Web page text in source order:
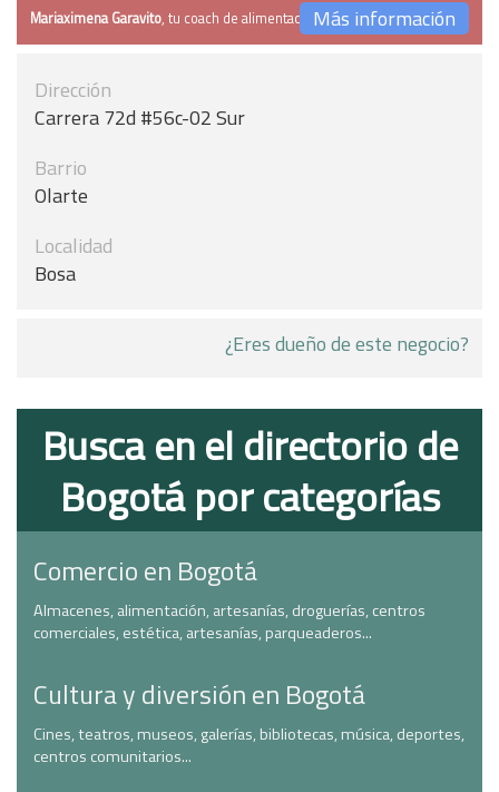
Mariaximena Garavito, tu coach de alimentaciónMás información
Dirección
Carrera 72d #56c-02 Sur
Barrio
Olarte
Localidad
Bosa
¿Eres dueño de este negocio?
Busca en el directorio de
Bogotá por categorías
Comercio en Bogotá
Almacenes, alimentación, artesanías, droguerías, centros
comerciales, estética, artesanías, parqueaderos...
Cultura y diversión en Bogotá
Cines, teatros, museos, galerías, bibliotecas, música, deportes,
centros comunitarios...